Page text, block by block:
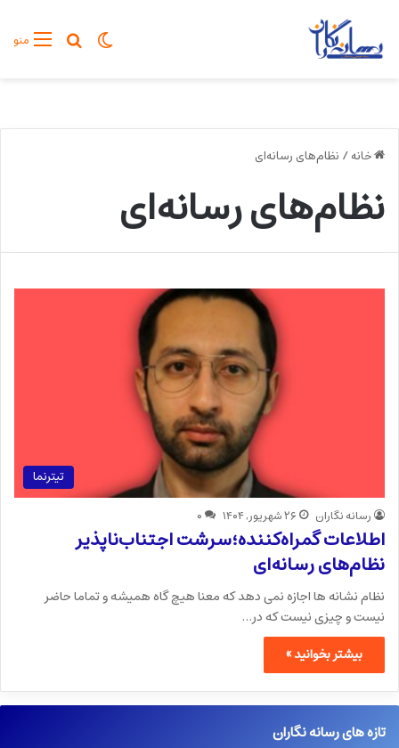
منوجستجو
تغییر پوسته
خانه/ نظام‌های رسانه‌ای
نظام‌های رسانه‌ای
تیترنما
رسانه نگاران ۲۶ شهریور, ۱۴۰۴ ۰
اطلاعات گمراه‌کننده؛سرشت اجتناب‌ناپذیر
نظام‌های رسانه‌ای
نظام نشانه ها اجازه نمی دهد که معنا هیچ گاه همیشه و تماما حاضر
نیست و چیزی نیست که در…
بیشتر بخوانید »
تازه های رسانه نگاران